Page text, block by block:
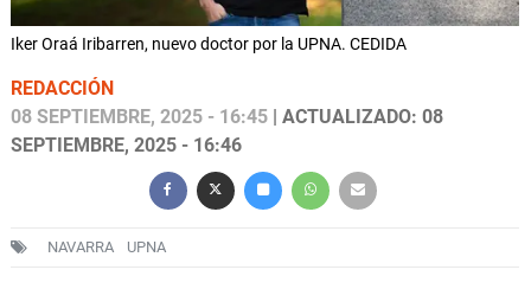
Iker Oraá Iribarren, nuevo doctor por la UPNA. CEDIDA
REDACCIÓN
08 SEPTIEMBRE, 2025 - 16:45 | ACTUALIZADO: 08
SEPTIEMBRE, 2025 - 16:46
NAVARRA UPNA